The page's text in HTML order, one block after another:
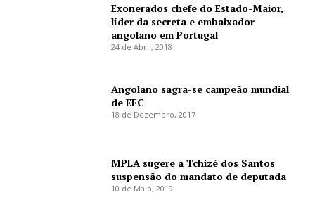
Exonerados chefe do Estado-Maior,
líder da secreta e embaixador
angolano em Portugal
24 de Abril, 2018
Angolano sagra-se campeão mundial
de EFC
18 de Dezembro, 2017
MPLA sugere a Tchizé dos Santos
suspensão do mandato de deputada
10 de Maio, 2019